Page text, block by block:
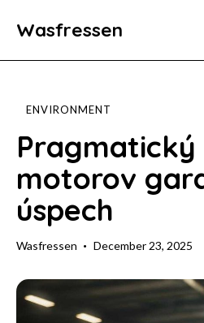
Wasfressen
Home
Environment
Food
Fun Facts
ENVIRONMENT
motorov
úspech
Wasfressen December 23, 2025